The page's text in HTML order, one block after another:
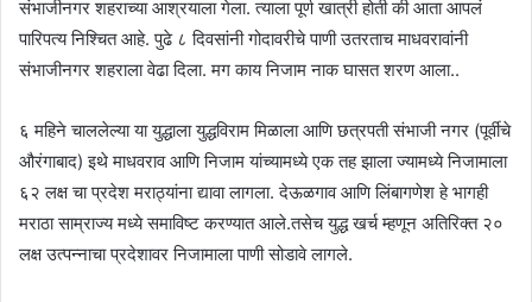
संभाजीनगर शहराच्या आश्रयाला गेला. त्याला पूर्ण खात्री होती की आता आपलं
पारिपत्य निश्चित आहे. पुढे ८ दिवसांनी गोदावरीचे पाणी उतरताच माधवरावांनी
संभाजीनगर शहराला वेढा दिला. मग काय निजाम नाक घासत शरण आला..
६ महिने चाललेल्या या युद्धाला युद्धविराम मिळाला आणि छत्रपती संभाजी नगर (पूर्वीचे
औरंगाबाद) इथे माधवराव आणि निजाम यांच्यामध्ये एक तह झाला ज्यामध्ये निजामाला
६२ लक्ष चा प्रदेश मराठ्यांना द्यावा लागला. देऊळगाव आणि लिंबागणेश हे भागही
मराठा साम्राज्य मध्ये समाविष्ट करण्यात आले.तसेच युद्ध खर्च म्हणून अतिरिक्त २०
लक्ष उत्पन्नाचा प्रदेशावर निजामाला पाणी सोडावे लागले.